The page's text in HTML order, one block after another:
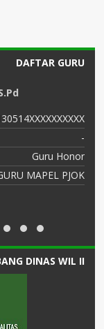
DAFTAR GURU
-
Guru Honor
MAPEL PJOK
DINAS WIL II